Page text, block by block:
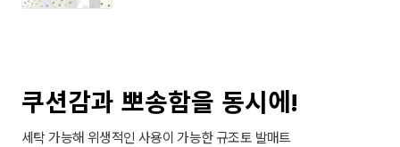
쿠션감과 뽀송함을 동시에!
세탁 가능해 위생적인 사용이 가능한 규조토 발매트